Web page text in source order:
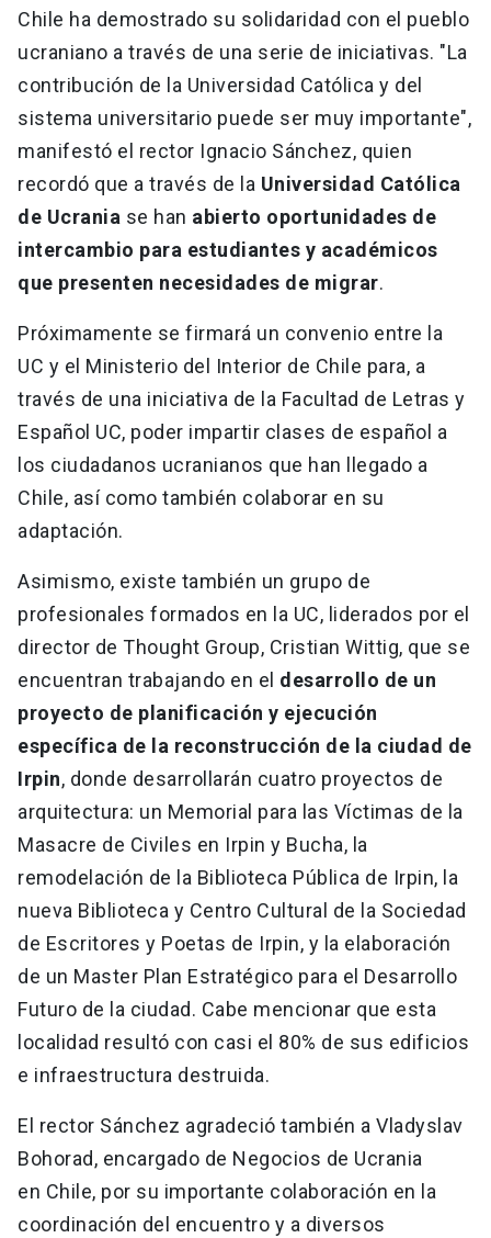
Chile ha demostrado su solidaridad con el pueblo
ucraniano a través de una serie de iniciativas. "La
contribución de la Universidad Católica y del
sistema universitario puede ser muy importante",
manifestó el rector Ignacio Sánchez, quien
recordó que a través de la Universidad Católica
de Ucrania se han abierto oportunidades de
intercambio para estudiantes y académicos
que presenten necesidades de migrar.
Próximamente se firmará un convenio entre la
UC y el Ministerio del Interior de Chile para, a
través de una iniciativa de la Facultad de Letras y
Español UC, poder impartir clases de español a
los ciudadanos ucranianos que han llegado a
Chile, así como también colaborar en su
adaptación.
Asimismo, existe también un grupo de
profesionales formados en la UC, liderados por el
director de Thought Group, Cristian Wittig, que se
encuentran trabajando en el desarrollo de un
proyecto de planificación y ejecución
específica de la reconstrucción de la ciudad de
Irpin, donde desarrollarán cuatro proyectos de
arquitectura: un Memorial para las Víctimas de la
Masacre de Civiles en Irpin y Bucha, la
remodelación de la Biblioteca Pública de Irpin, la
nueva Biblioteca y Centro Cultural de la Sociedad
de Escritores y Poetas de Irpin, y la elaboración
de un Master Plan Estratégico para el Desarrollo
Futuro de la ciudad. Cabe mencionar que esta
localidad resultó con casi el 80% de sus edificios
e infraestructura destruida.
El rector Sánchez agradeció también a Vladyslav
Bohorad, encargado de Negocios de Ucrania
en Chile, por su importante colaboración en la
coordinación del encuentro y a diversos